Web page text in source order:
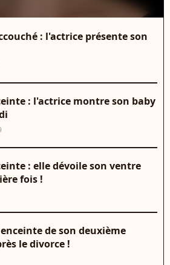
: l'actrice présente son
: l'actrice montre son baby
: elle dévoile son ventre
fois !
de son deuxième
le divorce !